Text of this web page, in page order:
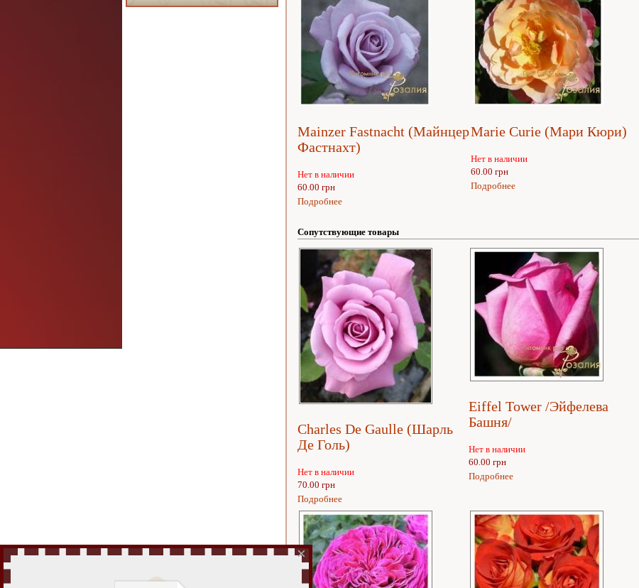
Mainzer Fastnacht (Майнцер
Фастнахт)
Нет в наличии
60.00 грн
Подробнее
Marie Curie (Мари Кюри)
Нет в наличии
60.00 грн
Подробнее
Сопутствующие товары
Charles De Gaulle (Шарль
Де Голь)
Нет в наличии
70.00 грн
Подробнее
Eiffel Tower /Эйфелева
Башня/
Нет в наличии
60.00 грн
Подробнее
×